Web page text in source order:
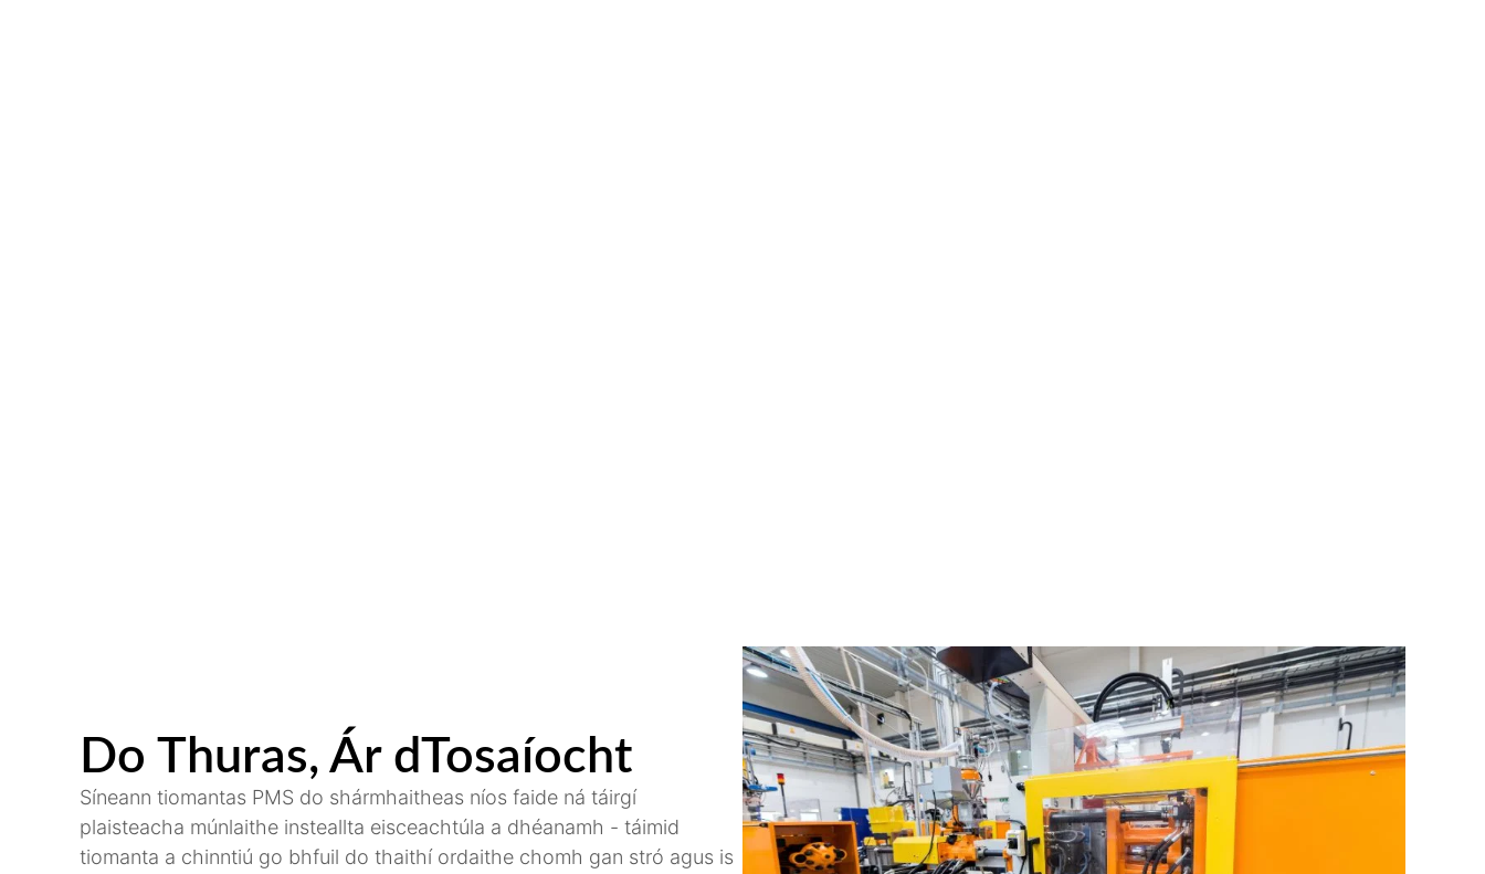
Do Thuras, Ár dTosaíocht
Síneann tiomantas PMS do shármhaitheas níos faide ná táirgí
plaisteacha múnlaithe insteallta eisceachtúla a dhéanamh - táimid
tiomanta a chinntiú go bhfuil do thaithí ordaithe chomh gan stró agus is